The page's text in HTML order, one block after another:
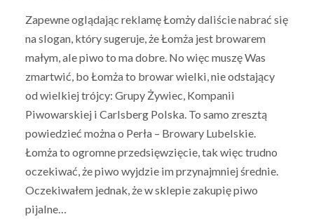
Zapewne oglądając reklamę Łomży daliście nabrać się
na slogan, który sugeruje, że Łomża jest browarem
małym, ale piwo to ma dobre. No więc muszę Was
zmartwić, bo Łomża to browar wielki, nie odstający
od wielkiej trójcy: Grupy Żywiec, Kompanii
Piwowarskiej i Carlsberg Polska. To samo zresztą
powiedzieć można o Perła – Browary Lubelskie.
Łomża to ogromne przedsięwzięcie, tak więc trudno
oczekiwać, że piwo wyjdzie im przynajmniej średnie.
Oczekiwałem jednak, że w sklepie zakupię piwo
pijalne…